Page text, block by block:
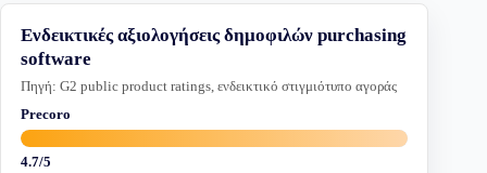
Ενδεικτικές αξιολογήσεις δημοφιλών purchasing
software
Πηγή: G2 public product ratings, ενδεικτικό στιγμιότυπο αγοράς
Precoro
4.7/5